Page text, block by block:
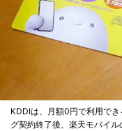
KDDIは、月額0円で利用で
グ契約終了後、楽天モバイ